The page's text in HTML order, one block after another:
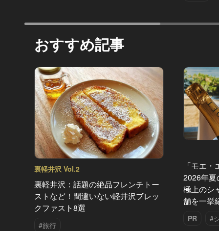
おすすめ記事
裏軽井沢 Vol.2
裏軽井沢：話題の絶品フレンチトー
ストなど！間違いない軽井沢ブレッ
クファスト8選
#旅行
「モエ
2026年夏
極上のシ
舗を一挙
PR #